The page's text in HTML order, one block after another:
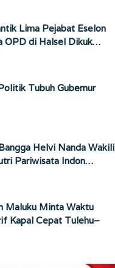
Lima Pejabat Eselon
OPD di Halsel Dikuk…
Tubuh Gubernur
Helvi Nanda Wakili
Pariwisata Indon…
Maluku Minta Waktu
Kapal Cepat Tulehu–